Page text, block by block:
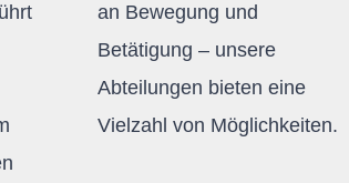
an Bewegung und
Betätigung – unsere
Abteilungen bieten eine
Vielzahl von Möglichkeiten.